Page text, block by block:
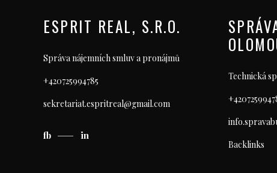
ESPRIT REAL, S.R.O.
Správa nájemních smluv a pronájmů
+420725994785
sekretariat.espritreal@gmail.com
fb in
Technická
Backlinks